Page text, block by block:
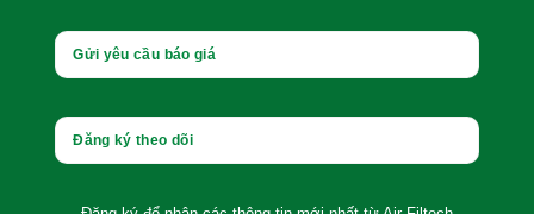
Gửi yêu cầu báo giá
Đăng ký theo dõi